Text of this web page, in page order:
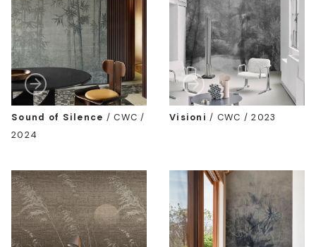
Sound of Silence /CWC /
2024
Visioni / CWC / 2023